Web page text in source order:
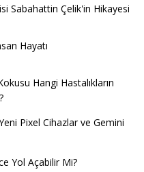
Sabahattin Çelik'in Hikayesi
Hayatı
Hangi Hastalıkların
Pixel Cihazlar ve Gemini
Yol Açabilir Mi?